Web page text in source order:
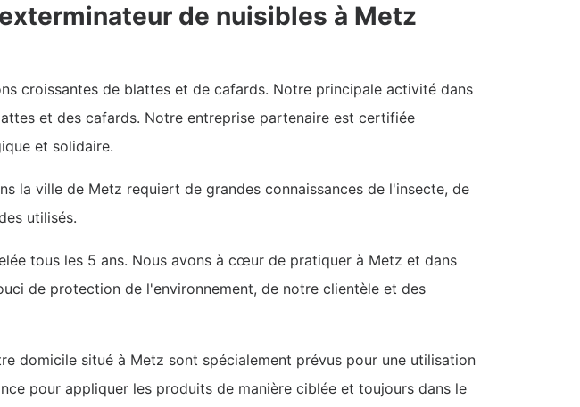
de nuisibles à Metz
croissantes de blattes et de cafards. Notre principale activité dans
et des cafards. Notre entreprise partenaire est certifiée
et solidaire.
la ville de Metz requiert de grandes connaissances de l'insecte, de
utilisés.
tous les 5 ans. Nous avons à cœur de pratiquer à Metz et dans
de protection de l'environnement, de notre clientèle et des
domicile situé à Metz sont spécialement prévus pour une utilisation
pour appliquer les produits de manière ciblée et toujours dans le